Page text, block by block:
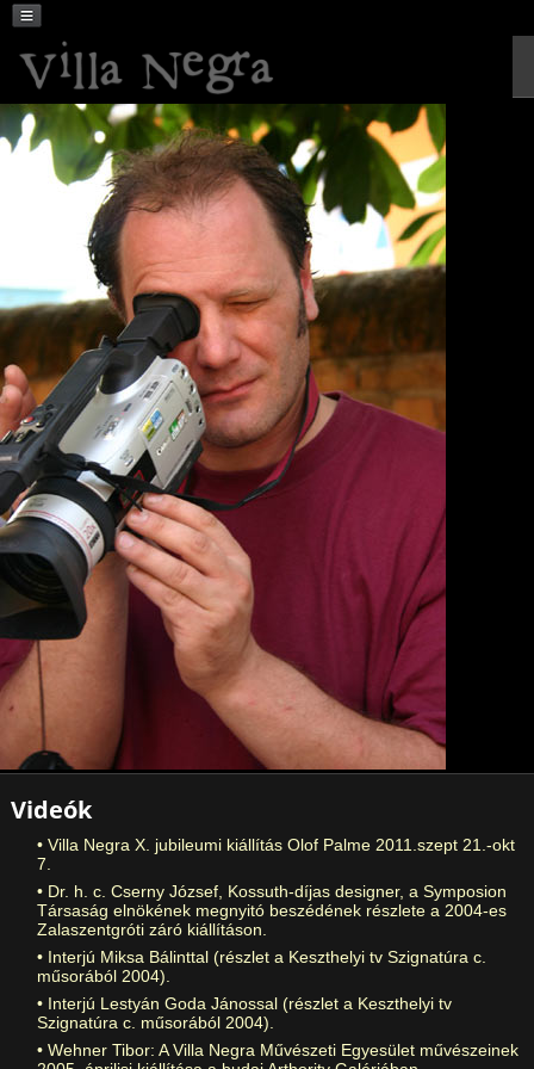
Videók
Villa Negra X. jubileumi kiállítás Olof Palme 2011.szept 21.-okt
7.
Dr. h. c. Cserny József, Kossuth-díjas designer, a Symposion
Társaság elnökének megnyitó beszédének részlete a 2004-es
Zalaszentgróti záró kiállításon.
Interjú Miksa Bálinttal (részlet a Keszthelyi tv Szignatúra c.
műsorából 2004).
Interjú Lestyán Goda Jánossal (részlet a Keszthelyi tv
Szignatúra c. műsorából 2004).
Wehner Tibor: A Villa Negra Művészeti Egyesület művészeinek